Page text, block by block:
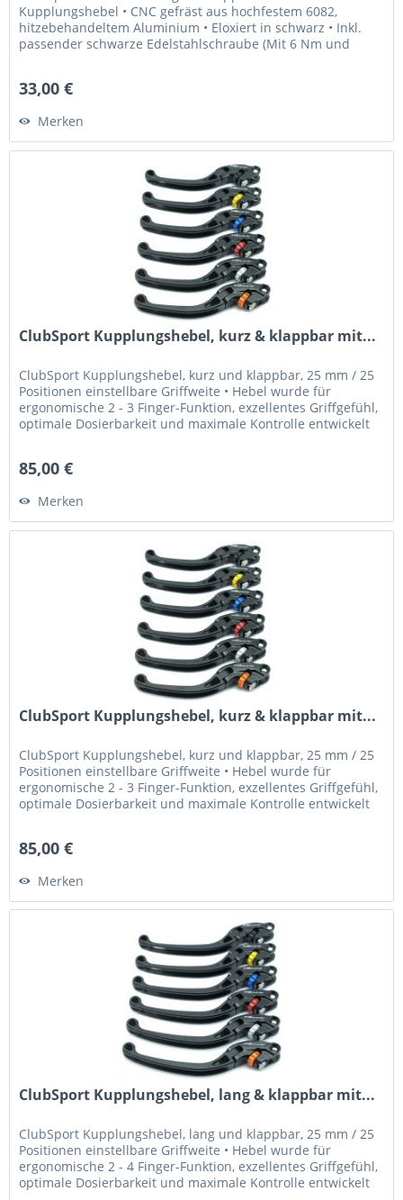
Kupplungshebel • CNC gefräst aus hochfestem 6082,
hitzebehandeltem Aluminium • Eloxiert in schwarz • Inkl.
passender schwarze Edelstahlschraube (Mit 6 Nm und
33,00 €
Merken
ClubSport Kupplungshebel, kurz & klappbar mit...
ClubSport Kupplungshebel, kurz und klappbar, 25 mm / 25
Positionen einstellbare Griffweite • Hebel wurde für
ergonomische 2 - 3 Finger-Funktion, exzellentes Griffgefühl,
optimale Dosierbarkeit und maximale Kontrolle entwickelt
85,00 €
Merken
ClubSport Kupplungshebel, kurz & klappbar mit...
ClubSport Kupplungshebel, kurz und klappbar, 25 mm / 25
Positionen einstellbare Griffweite • Hebel wurde für
ergonomische 2 - 3 Finger-Funktion, exzellentes Griffgefühl,
optimale Dosierbarkeit und maximale Kontrolle entwickelt
85,00 €
Merken
ClubSport Kupplungshebel, lang & klappbar mit...
ClubSport Kupplungshebel, lang und klappbar, 25 mm / 25
Positionen einstellbare Griffweite • Hebel wurde für
ergonomische 2 - 4 Finger-Funktion, exzellentes Griffgefühl,
optimale Dosierbarkeit und maximale Kontrolle entwickelt